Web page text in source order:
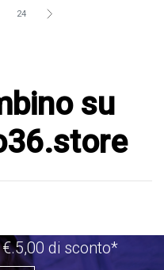
24
su
di sconto*